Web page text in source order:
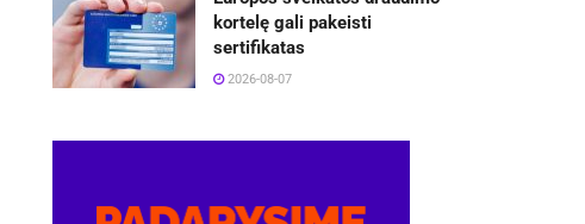
kortelę gali pakeisti
sertifikatas
2026-08-07